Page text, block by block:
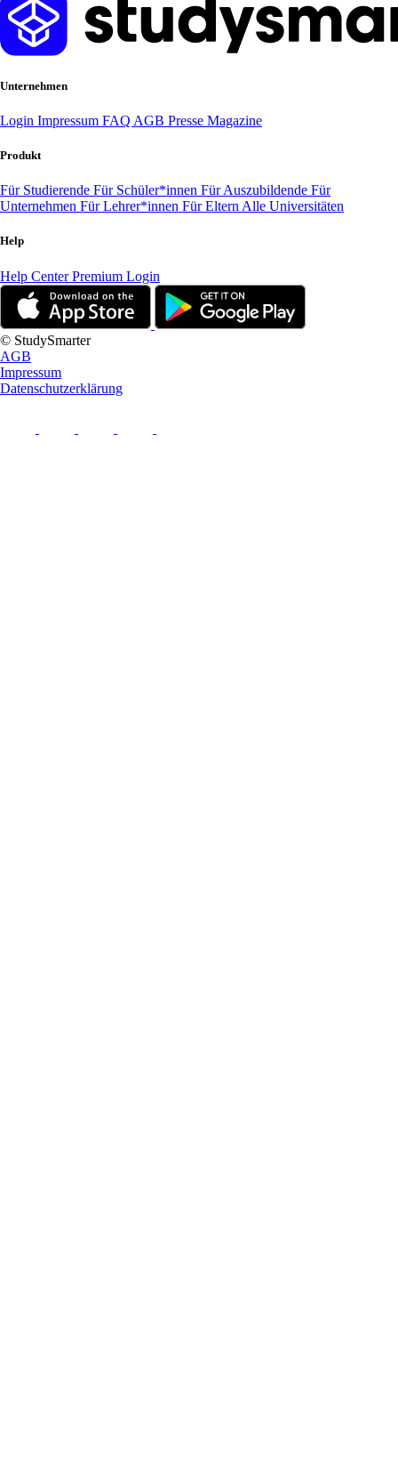
Unternehmen
Login Impressum FAQ AGB Presse Magazine
Produkt
Für Studierende Für Schüler*innen Für Auszubildende Für
Unternehmen Für Lehrer*innen Für Eltern Alle Universitäten
Help
Help CenterPremium Login
© StudySmarter
AGB
Impressum
Datenschutzerklärung